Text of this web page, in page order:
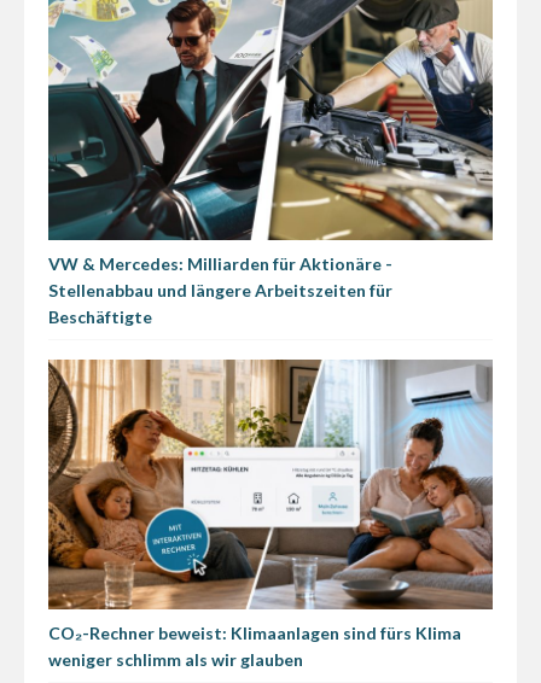
VW & Mercedes: Milliarden für Aktionäre -
Stellenabbau und längere Arbeitszeiten für
Beschäftigte
CO₂-Rechner beweist: Klimaanlagen sind fürs Klima
weniger schlimm als wir glauben